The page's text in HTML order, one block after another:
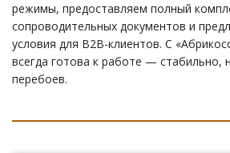
режимы, предоставляем полный
сопроводительных документов и
условия для B2B-клиентов. С
всегда готова к работе — стабильно,
перебоев.